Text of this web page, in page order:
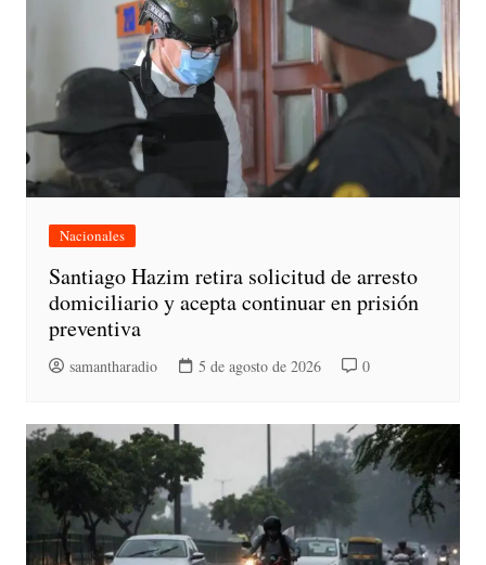
Nacionales
Santiago Hazim retira solicitud de arresto
domiciliario y acepta continuar en prisión
preventiva
samantharadio 5 de agosto de 2026 0